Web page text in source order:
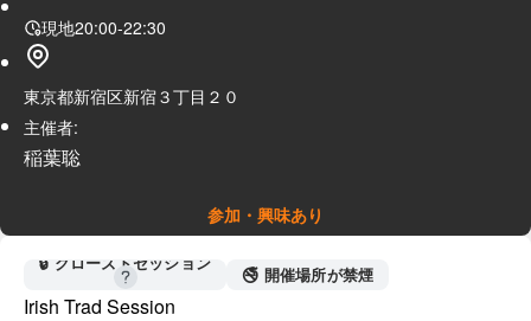
現地20:00-22:30
東京都新宿区新宿３丁目２０
主催者:
稲葉聡
参加・興味あり
🔒 クローズドセッション
🚭 開催場所が禁煙
Irish Trad Session